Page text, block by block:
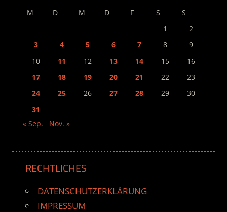
M D M D F S
S
1
2
3
4 5 6 7 8
9
10
11 12 13 14 15
16
17
18 19 20 21 22
23
24
25 26 27 28 29
30
31
« Sep.
Nov. »
RECHTLICHES
DATENSCHUTZERKLÄRUNG
IMPRESSUM